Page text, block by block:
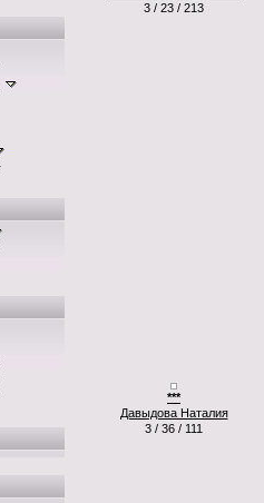
3 / 23 / 213
***
Давыдова Наталия
3 / 36 / 111